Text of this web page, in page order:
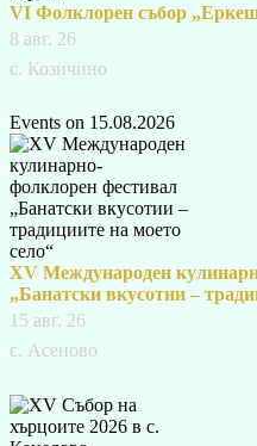
VI Фолклорен събор
8 авг. 26
с. Козичино
Events on 15.08.2026
XV Международен
„Банатски вкусотии –
15 авг. 26
с. Асеново